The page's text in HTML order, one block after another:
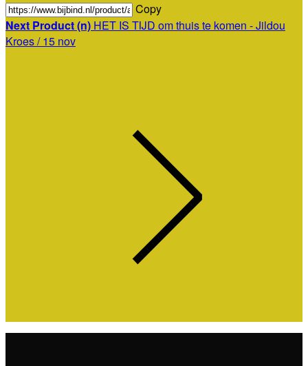
Copy
Next Product (n) HET IS TIJD om thuis te komen - Jildou
Kroes / 15 nov